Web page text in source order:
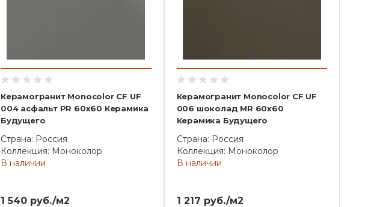
Керамогранит Monocolor CF UF
004 асфальт PR 60x60 Керамика
Будущего
Страна: Россия
Коллекция: Моноколор
В наличии
1 540 руб./м2
Керамогранит Monocolor CF UF
006 шоколад MR 60x60
Керамика Будущего
Страна: Россия
Коллекция: Моноколор
В наличии
1 217 руб./м2